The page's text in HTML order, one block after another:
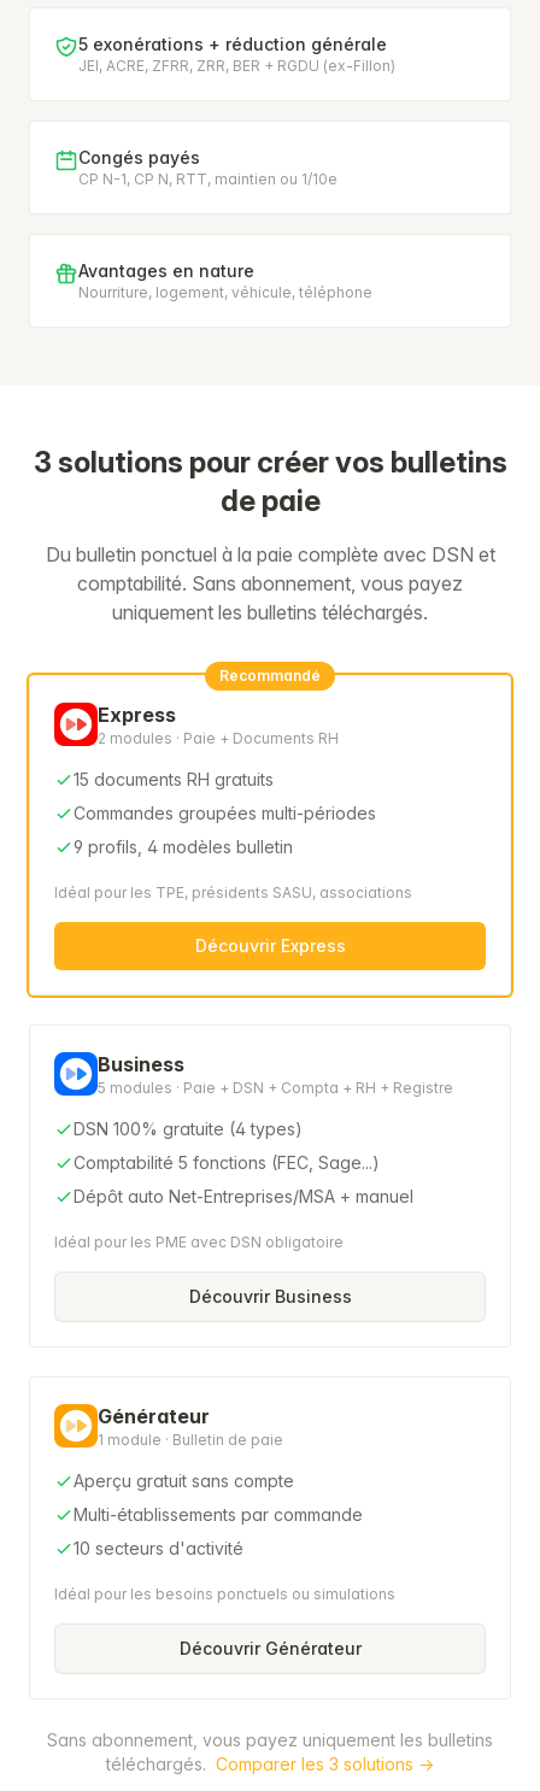
5 exonérations + réduction générale
JEI, ACRE, ZFRR, ZRR, BER + RGDU (ex-Fillon)
Congés payés
CP N-1, CP N, RTT, maintien ou 1/10e
Avantages en nature
Nourriture, logement, véhicule, téléphone
3 solutions pour créer vos bulletins
de paie
Du bulletin ponctuel à la paie complète avec DSN et
comptabilité. Sans abonnement, vous payez
uniquement les bulletins téléchargés.
Recommandé
Express
2 modules · Paie + Documents RH
15 documents RH gratuits
Commandes groupées multi-périodes
9 profils, 4 modèles bulletin
Idéal pour les TPE, présidents SASU, associations
Découvrir Express
Business
5 modules · Paie + DSN + Compta + RH + Registre
DSN 100% gratuite (4 types)
Comptabilité 5 fonctions (FEC, Sage...)
Dépôt auto Net-Entreprises/MSA + manuel
Idéal pour les PME avec DSN obligatoire
Découvrir Business
Générateur
1 module · Bulletin de paie
Aperçu gratuit sans compte
Multi-établissements par commande
10 secteurs d'activité
Idéal pour les besoins ponctuels ou simulations
Découvrir Générateur
Sans abonnement, vous payez uniquement les bulletins
téléchargés. Comparer les 3 solutions →